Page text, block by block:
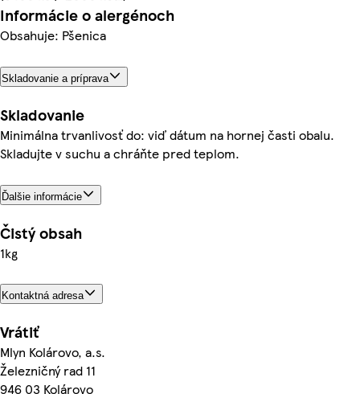
Informácie o alergénoch
Obsahuje: Pšenica
Skladovanie a príprava
Skladovanie
Minimálna trvanlivosť do: viď dátum na hornej časti obalu.
Skladujte v suchu a chráňte pred teplom.
Ďalšie informácie
Čistý obsah
1kg
Kontaktná adresa
Vrátiť
Mlyn Kolárovo, a.s.
Železničný rad 11
946 03 Kolárovo